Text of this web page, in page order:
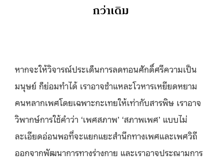
กว่าเดิม
หากจะให้วิจารณ์ประเด็นการลดทอนศักดิ์ศรีความเป็น
มนุษย์ ก็ย่อมทำได้ เราอาจชำแหละโวหารเหยียดหยาม
คนหลากเพศโดยเฉพาะกะเทยให้เท่ากับสารพิษ เราอาจ
วิพากษ์การใช้คำว่า ‘เพศสภาพ’ ‘สภาพเพศ’ แบบไม่
ละเอียดอ่อนพอที่จะแยกแยะสำนึกทางเพศและเพศวิถี
ออกจากพัฒนาการทางร่างกาย และเราอาจประณามการ